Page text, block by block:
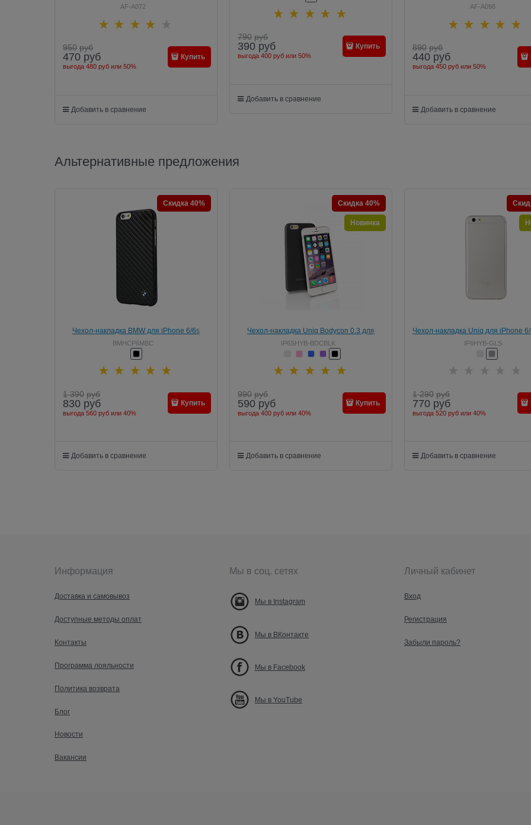
AF-A072
950 руб
470 руб
выгода 480 руб или 50%
Купить
Добавить в сравнение
790 руб
390 руб
выгода 400 руб или 50%
Купить
Добавить в сравнение
AF-A098
890 руб
440 руб
выгода 450 руб или 50%
Добавить в сравнение
Альтернативные предложения
Чехол-накладка BMW для iPhone 6/6s
Signature Hard Real Carbon
BMHCP6MBC
Скидка 40%
1 390 руб
830 руб
выгода 560 руб или 40%
Купить
Добавить в сравнение
Чехол-накладка Uniq Bodycon 0.3 для
iPhone 6/6s
IP6SHYB-BDCBLK
Скидка 40%
Новинка
990 руб
590 руб
выгода 400 руб или 40%
Купить
Добавить в сравнение
Чехол-накладка Uniq для iPhone 6/
Transparente
IP6HYB-GLS
1 290 руб
770 руб
выгода 520 руб или 40%
Добавить в сравнение
Информация
Доставка и самовывоз
Доступные методы оплат
Контакты
Программа лояльности
Политика возврата
Блог
Новости
Вакансии
Мы в соц. сетях
Мы в Instagram
Мы в ВКонтакте
Мы в Facebook
Мы в YouTube
Личный кабинет
Вход
Регистрация
Забыли пароль?